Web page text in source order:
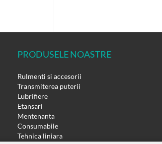
PRODUSELE NOASTRE
Rulmenti si accesorii
Transmiterea puterii
Lubrifiere
Etansari
Mentenanta
Consumabile
Tehnica liniara